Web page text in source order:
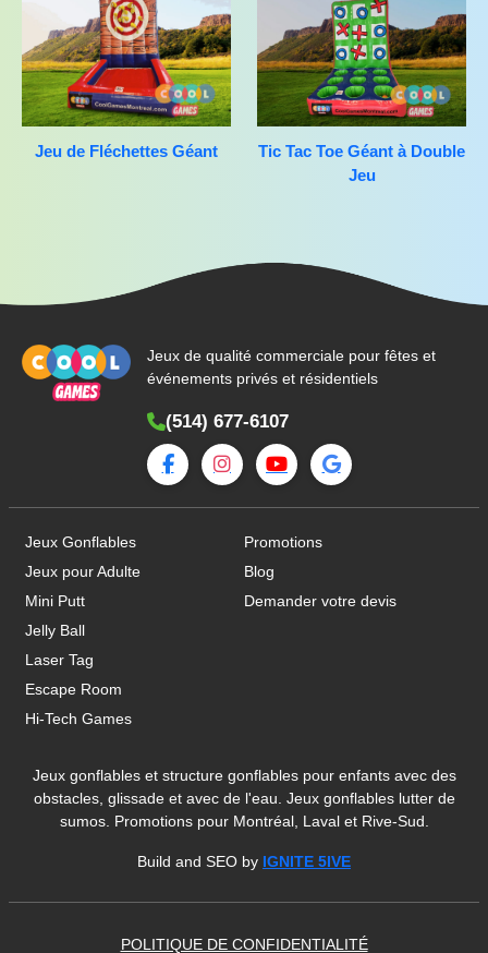
Jeu de Fléchettes Géant
Tic Tac Toe Géant à Double
Jeu
Jeux de qualité commerciale pour fêtes et
événements privés et résidentiels
(514) 677-6107
Jeux Gonflables
Jeux pour Adulte
Mini Putt
Jelly Ball
Laser Tag
Escape Room
Hi-Tech Games
Promotions
Blog
Demander votre devis
Jeux gonflables et structure gonflables pour enfants avec des
obstacles, glissade et avec de l'eau. Jeux gonflables lutter de
sumos. Promotions pour Montréal, Laval et Rive-Sud.
Build and SEO by IGNITE 5IVE
POLITIQUE DE CONFIDENTIALITÉ